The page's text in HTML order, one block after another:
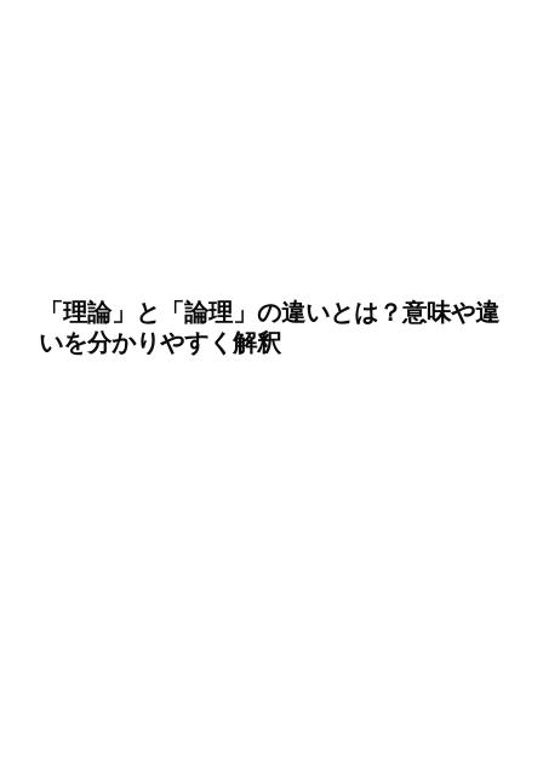
「理論」と「論理」の違いとは？意味や違
いを分かりやすく解釈